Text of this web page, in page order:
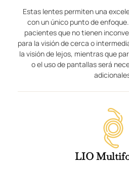
Estas lentes permiten una
con un único punto de
pacientes que no tienen
para la visión de cerca o
la visión de lejos, mientras que
o el uso de pantallas será
LIO